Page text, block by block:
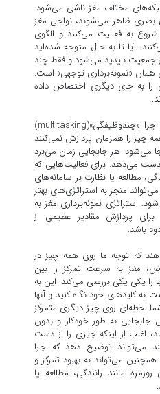
شبکه‌های مختلف مغز ناشی می‌شود.
ظاهر می‌شوند، نواحی مغز
به فعالیت می‌کنند و الگوی
آیا تا به حال متوجه شده‌اید
جمعیت ناپدید می‌شود و فقط چند
همان «نمونه‌برداری توجهی» است.
را به جای دیگری اختصاص داده
این اکتشافات توضیح می‌دهد که چرا «چندوظیفگی»(multitasking)
چیز را همزمان پردازش نمی‌کنند
می‌شود. هر جابجایی زمان می‌برد
دست می‌دهد. برای فعالیت‌هایی که
مطالعه یا نظارت بر سامانه‌های
منجر به استراتژی‌های بهتر
استراتژی نمونه‌برداری مغز به
پردازش مقادیر عظیمی از
باشد.
که توجه ما روی همه چیز در
مغز به سرعت تمرکز را بین
را یکی یکی بررسی می‌کند. این به
به کلیدهای خود نگاه کنید و آنها
لحظه‌ای روی چیز دیگری متمرکز
جابجایی به طور خودکار و بدون
اغلب از اینکه چیزی را از دست
می‌تواند توضیح دهد که چرا
می‌تواند به بهبود تمرکز و
مانند رانندگی، مطالعه یا